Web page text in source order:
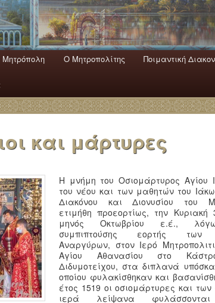
Mητρόπολη Ο Mητροπολίτης Ποιμαντική
και μάρτυρες
Η μνήμη του Οσιομάρτυρος Αγίου
του νέου και των μαθητών του
Διακόνου και Διονυσίου του
ετιμήθη προεορτίως, την Κυριακή
μηνός Οκτωβρίου ε.έ.,
συμπιπτούσης εορτής των
Αναργύρων, στον Ιερό
Αγίου Αθανασίου στο
Διδυμοτείχου, στα διπλανά
οποίου φυλακίσθηκαν και
έτος 1519 οι οσιομάρτυρες και των
ιερά λείψανα